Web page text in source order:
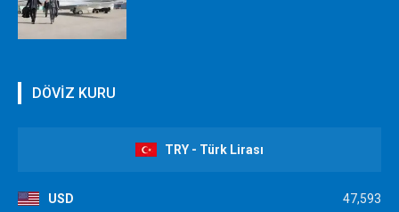
DÖVİZ KURU
TRY - Türk Lirası
USD 47,593